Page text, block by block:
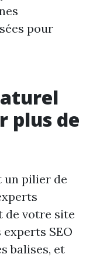
pour
plus de
un pilier de
de votre site
SEO
balises, et